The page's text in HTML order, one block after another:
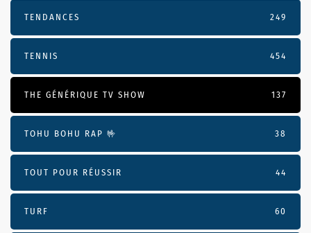
TENDANCES 249
TENNIS 454
THE GÉNÉRIQUE TV SHOW 137
TOHU BOHU RAP 🤟 38
TOUT POUR RÉUSSIR 44
TURF 60